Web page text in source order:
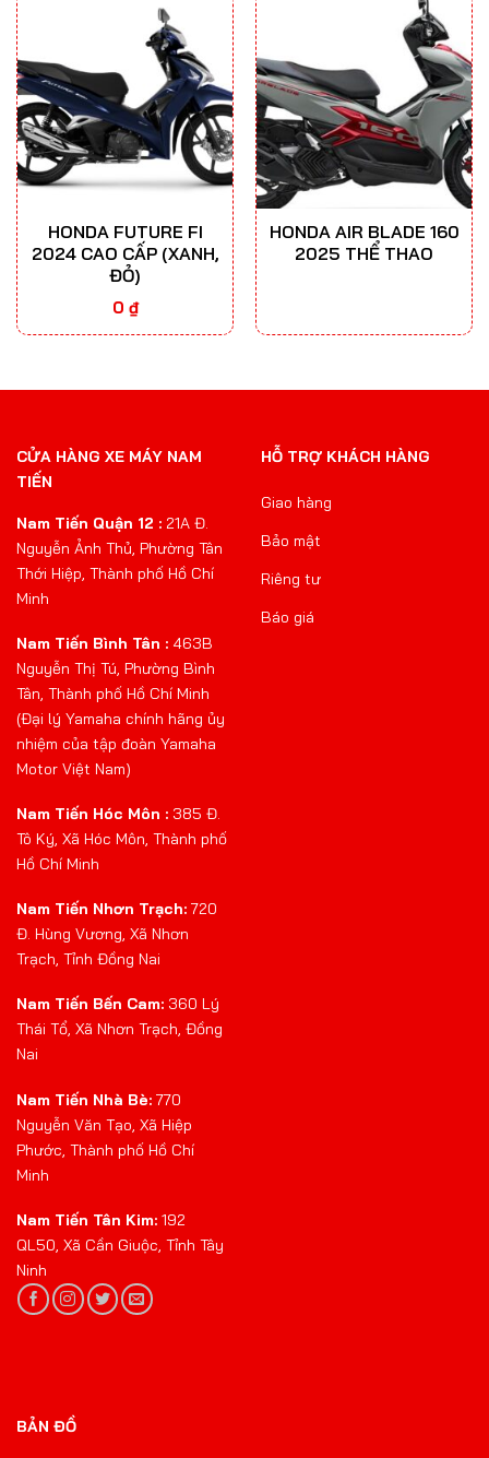
HONDA FUTURE FI
2024 CAO CẤP (XANH,
ĐỎ)
0 ₫
HONDA AIR BLADE 160
2025 THỂ THAO
CỬA HÀNG XE MÁY NAM
TIẾN
Nam Tiến Quận 12 : 21A Đ.
Nguyễn Ảnh Thủ, Phường Tân
Thới Hiệp, Thành phố Hồ Chí
Minh
Nam Tiến Bình Tân : 463B
Nguyễn Thị Tú, Phường Bình
Tân, Thành phố Hồ Chí Minh
(Đại lý Yamaha chính hãng ủy
nhiệm của tập đoàn Yamaha
Motor Việt Nam)
Nam Tiến Hóc Môn : 385 Đ.
Tô Ký, Xã Hóc Môn, Thành phố
Hồ Chí Minh
Nam Tiến Nhơn Trạch: 720
Đ. Hùng Vương, Xã Nhơn
Trạch, Tỉnh Đồng Nai
Nam Tiến Bến Cam: 360 Lý
Thái Tổ, Xã Nhơn Trạch, Đồng
Nai
Nam Tiến Nhà Bè: 770
Nguyễn Văn Tạo, Xã Hiệp
Phước, Thành phố Hồ Chí
Minh
Nam Tiến Tân Kim: 192
QL50, Xã Cần Giuộc, Tỉnh Tây
Ninh
HỖ TRỢ KHÁCH HÀNG
Giao hàng
Bảo mật
Riêng tư
Báo giá
BẢN ĐỒ